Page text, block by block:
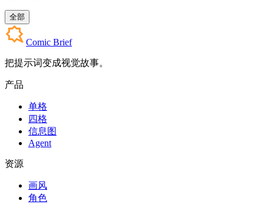
全部
Comic Brief
把提示词变成视觉故事。
产品
单格
四格
信息图
Agent
资源
画风
角色